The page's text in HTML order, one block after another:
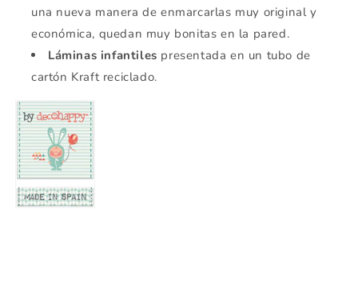
una nueva manera de enmarcarlas muy original y
económica, quedan muy bonitas en la pared.
Láminas infantiles presentada en un tubo de
cartón Kraft reciclado.